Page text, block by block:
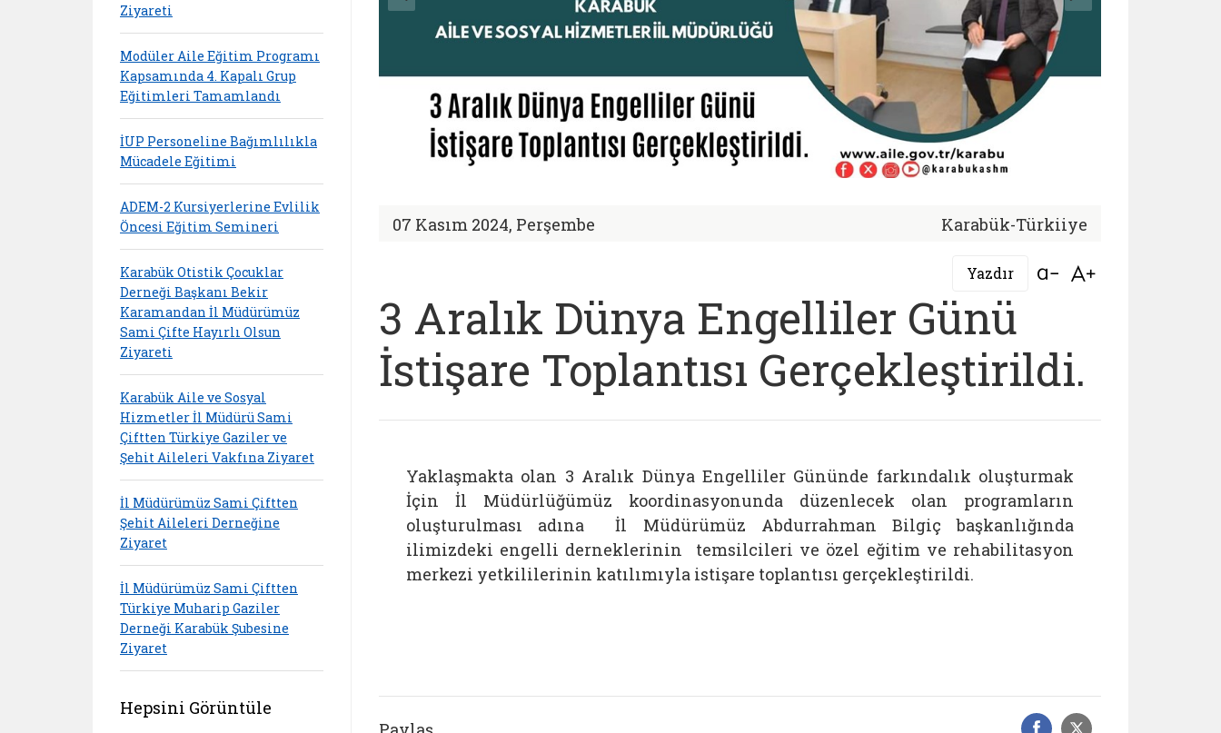
07 Kasım 2024, Perşembe Karabük-Türkiiye
Yazdır Bağlantıyı aç
3 Aralık Dünya Engelliler Günü
İstişare Toplantısı Gerçekleştirildi.
Yaklaşmakta olan 3 Aralık Dünya Engelliler Gününde farkındalık oluşturmak
İçin İl Müdürlüğümüz koordinasyonunda düzenlecek olan programların
oluşturulması adına İl Müdürümüz Abdurrahman Bilgiç başkanlığında
ilimizdeki engelli derneklerinin temsilcileri ve özel eğitim ve rehabilitasyon
merkezi yetkililerinin katılımıyla istişare toplantısı gerçekleştirildi.
Ziyareti
Modüler Aile Eğitim Programı
Kapsamında 4. Kapalı Grup
Eğitimleri Tamamlandı
İUP Personeline Bağımlılıkla
Mücadele Eğitimi
ADEM-2 Kursiyerlerine Evlilik
Öncesi Eğitim Semineri
Karabük Otistik Çocuklar
Derneği Başkanı Bekir
Karamandan İl Müdürümüz
Sami Çifte Hayırlı Olsun
Ziyareti
Karabük Aile ve Sosyal
Hizmetler İl Müdürü Sami
Çiftten Türkiye Gaziler ve
Şehit Aileleri Vakfına Ziyaret
İl Müdürümüz Sami Çiftten
Şehit Aileleri Derneğine
Ziyaret
İl Müdürümüz Sami Çiftten
Türkiye Muharip Gaziler
Derneği Karabük Şubesine
Ziyaret
Hepsini Görüntüle